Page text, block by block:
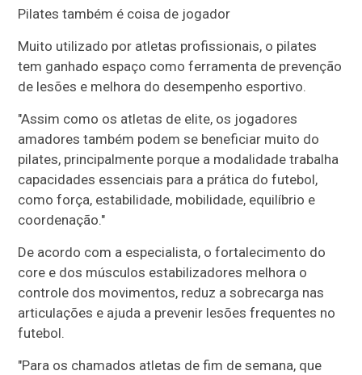
Pilates também é coisa de jogador
Muito utilizado por atletas profissionais, o pilates
tem ganhado espaço como ferramenta de prevenção
de lesões e melhora do desempenho esportivo.
"Assim como os atletas de elite, os jogadores
amadores também podem se beneficiar muito do
pilates, principalmente porque a modalidade trabalha
capacidades essenciais para a prática do futebol,
como força, estabilidade, mobilidade, equilíbrio e
coordenação."
De acordo com a especialista, o fortalecimento do
core e dos músculos estabilizadores melhora o
controle dos movimentos, reduz a sobrecarga nas
articulações e ajuda a prevenir lesões frequentes no
futebol.
"Para os chamados atletas de fim de semana, que